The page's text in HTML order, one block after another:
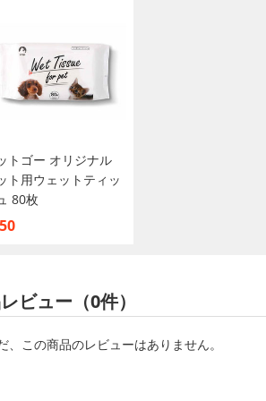
トゴー オリジナル
ト用ウェットティッ
80枚
ビュー（0件）
、この商品のレビューはありません。